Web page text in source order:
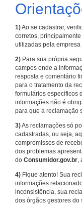
1)Ao se cadastrar,
corretos,
utilizadas pela
2) Para sua própria
campos onde a
resposta e comentário
para o tratamento da
formulários específicos
informações não é
para que a reclamação
3)As reclamações só
cadastradas, ou seja,
compromissos de
dos problemas
do Consumidor.gov.br,
4) Fique atento! Sua
informações
inconsistência, sua
dos órgãos gestores do